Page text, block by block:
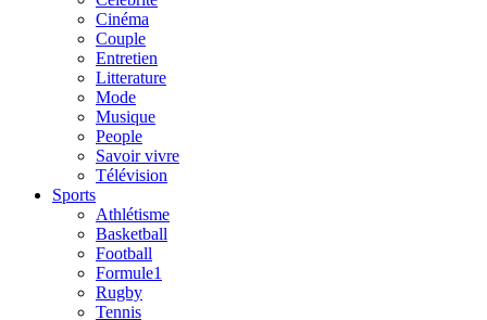
Cinéma
Couple
Entretien
Litterature
Mode
Musique
People
Savoir vivre
Télévision
Sports
Athlétisme
Basketball
Football
Formule1
Rugby
Tennis